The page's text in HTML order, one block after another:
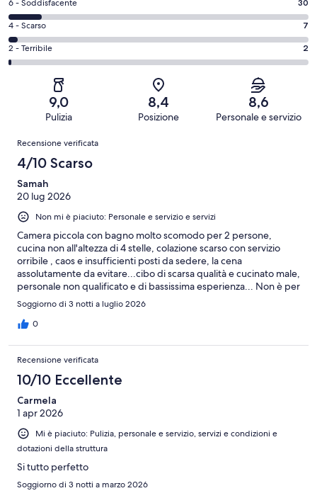
-
Eccellente.
138
su
273
recensioni
8
-
Buono.
96
recensioni
Valutazione
di
6
-
Soddisfacente.
recensioni
6 - Soddisfacente 30
Valutazione
di
4
recensioni
4 - Scarso 7
Valutazione
di
Terribile.
su
recensioni
2 - Terribile 2
9,0
Pulizia
8,4
Posizione
8,6
Personale e servizio
Recensioni
Recensione verificata
4/10 Scarso
Samah
20 lug 2026
Non mi è piaciuto: Personale e servizio e servizi
Camera piccola con bagno molto scomodo per 2 persone,
cucina non all'altezza di 4 stelle, colazione scarso con servizio
orribile , caos e insufficienti posti da sedere, la cena
assolutamente da evitare...cibo di scarsa qualità e cucinato male,
personale non qualificato e di bassissima esperienza... Non è per
niente una struttura di 4 stelle. L'unica lato positivo è la piscina
che pulita e grande.
Soggiorno di 3 notti a luglio 2026
0
Recensione verificata
10/10 Eccellente
Carmela
1 apr 2026
Mi è piaciuto: Pulizia, personale e servizio, servizi e condizioni e
dotazioni della struttura
Si tutto perfetto
Soggiorno di 3 notti a marzo 2026